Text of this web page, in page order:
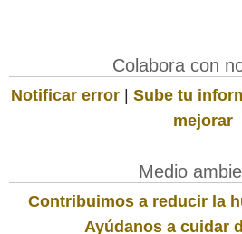
Colabora con
Notificar error| Sube tu
mejorar
Medio
Contribuimos a reducir la
Ayúdanos a cuidar